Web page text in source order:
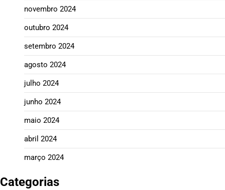
novembro 2024
outubro 2024
setembro 2024
agosto 2024
julho 2024
junho 2024
maio 2024
abril 2024
março 2024
Categorias